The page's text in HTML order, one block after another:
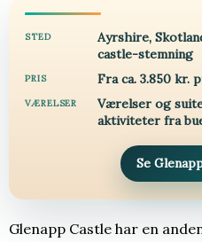
STED
Ayrshire,
castle-stemning
PRIS Fra ca. 3.850 kr.
VÆRELSER
Værelser og
aktiviteter fra
Se
Glenapp Castle har en